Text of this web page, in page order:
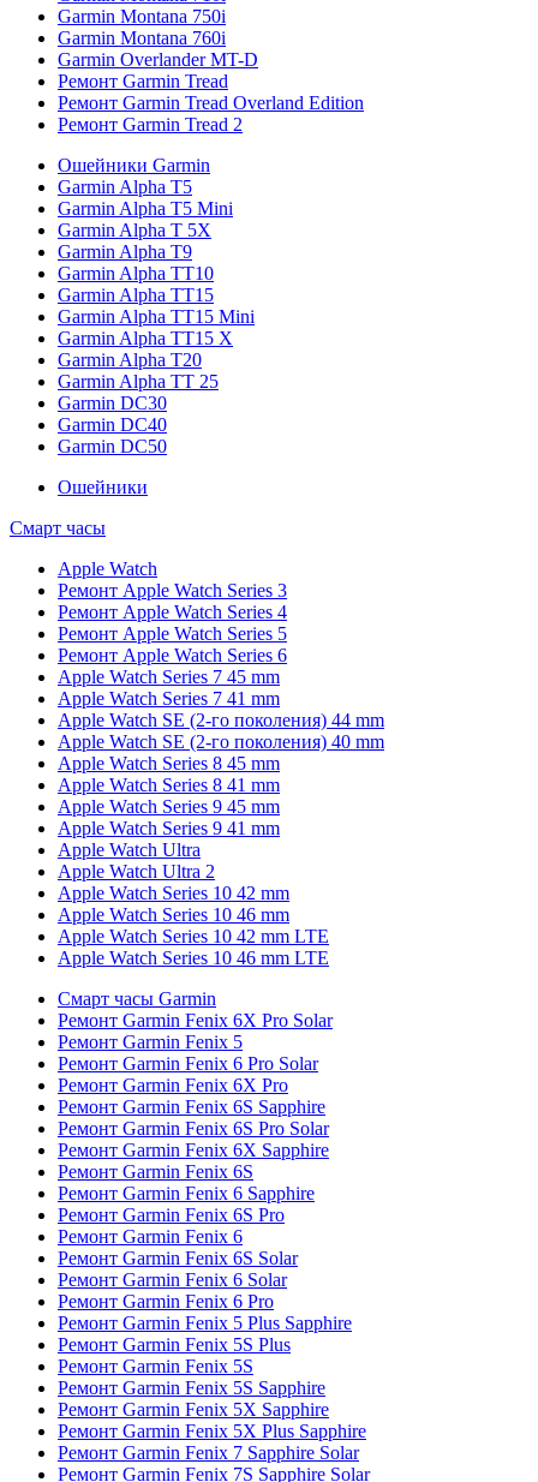
Garmin Montana 750i
Garmin Montana 760i
Garmin Overlander MT-D
Ремонт Garmin Tread
Ремонт Garmin Tread Overland Edition
Ремонт Garmin Tread 2
Ошейники Garmin
Garmin Alpha T5
Garmin Alpha T5 Mini
Garmin Alpha T 5X
Garmin Alpha T9
Garmin Alpha TT10
Garmin Alpha TT15
Garmin Alpha TT15 Mini
Garmin Alpha TT15 X
Garmin Alpha T20
Garmin Alpha TT 25
Garmin DC30
Garmin DC40
Garmin DC50
Ошейники
Смарт часы
Apple Watch
Ремонт Apple Watch Series 3
Ремонт Apple Watch Series 4
Ремонт Apple Watch Series 5
Ремонт Apple Watch Series 6
Apple Watch Series 7 45 mm
Apple Watch Series 7 41 mm
Apple Watch SE (2-го поколения) 44 mm
Apple Watch SE (2-го поколения) 40 mm
Apple Watch Series 8 45 mm
Apple Watch Series 8 41 mm
Apple Watch Series 9 45 mm
Apple Watch Series 9 41 mm
Apple Watch Ultra
Apple Watch Ultra 2
Apple Watch Series 10 42 mm
Apple Watch Series 10 46 mm
Apple Watch Series 10 42 mm LTE
Apple Watch Series 10 46 mm LTE
Смарт часы Garmin
Ремонт Garmin Fenix 6X Pro Solar
Ремонт Garmin Fenix 5
Ремонт Garmin Fenix 6 Pro Solar
Ремонт Garmin Fenix 6X Pro
Ремонт Garmin Fenix 6S Sapphire
Ремонт Garmin Fenix 6S Pro Solar
Ремонт Garmin Fenix 6X Sapphire
Ремонт Garmin Fenix 6S
Ремонт Garmin Fenix 6 Sapphire
Ремонт Garmin Fenix 6S Pro
Ремонт Garmin Fenix 6
Ремонт Garmin Fenix 6S Solar
Ремонт Garmin Fenix 6 Solar
Ремонт Garmin Fenix 6 Pro
Ремонт Garmin Fenix 5 Plus Sapphire
Ремонт Garmin Fenix 5S Plus
Ремонт Garmin Fenix 5S
Ремонт Garmin Fenix 5S Sapphire
Ремонт Garmin Fenix 5X Sapphire
Ремонт Garmin Fenix 5X Plus Sapphire
Ремонт Garmin Fenix 7 Sapphire Solar
Ремонт Garmin Fenix 7S Sapphire Solar